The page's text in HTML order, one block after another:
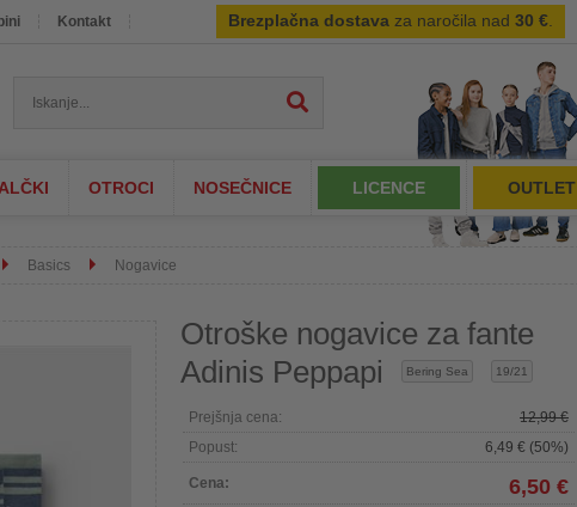
Kontakt Brezplačna dostava za naročila nad 30 €
OTROCI NOSEČNICE LICENCE OUTLET
Basics Nogavice
Otroške nogavice za fante
Adinis Peppapi
Bering Sea 19/21
Prejšnja cena:
12,99 €
Popust:
6,49 € (50%)
Cena: 6,50 €